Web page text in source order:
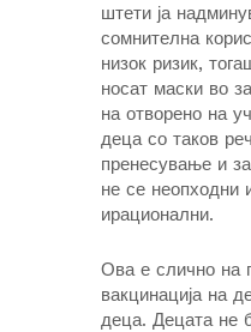
штети ја
сомнителна
низок ризик,
носат маски во
на отворено на
деца со таков
пренесување и
не се неопходни
ирационални.
Ова е слично на
вакцинација на
деца. Децата не